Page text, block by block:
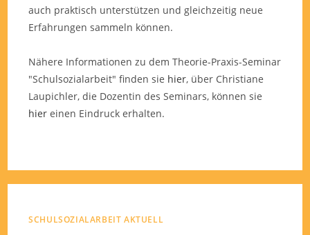
auch praktisch unterstützen und gleichzeitig neue
Erfahrungen sammeln können.
Nähere Informationen zu dem Theorie-Praxis-Seminar
"Schulsozialarbeit" finden sie hier, über Christiane
Laupichler, die Dozentin des Seminars, können sie
hier einen Eindruck erhalten.
SCHULSOZIALARBEIT AKTUELL